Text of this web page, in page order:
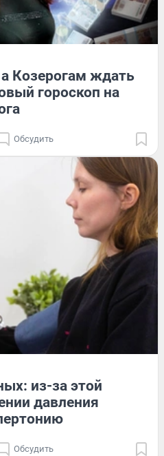
Козерогам ждать
гороскоп на
Обсудить
из-за этой
давления
Обсудить